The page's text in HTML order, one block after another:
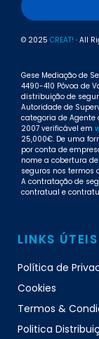
© 2025 CREAT! · All
Gese Mediação de
4490-410 Póvoa de
distribuição de
Autoridade de
categoria de Agente
2007 verificável em
25,000€. De uma
por conta de
nome a cobertura
seguros nos termos
A contratação de
contratual e
LINKS ÚTEIS
Política de
Cookies
Termos &
Politica